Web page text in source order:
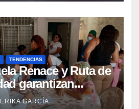
TENDENCIAS
Renace y Ruta de
garantizan
integral en
ERIKA GARCÍA